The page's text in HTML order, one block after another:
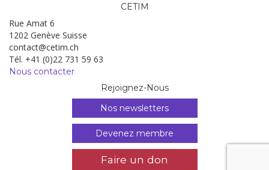
CETIM
Rue Amat 6
1202 Genève Suisse
contact@cetim.ch
Tél. +41 (0)22 731 59 63
Nous contacter
Rejoignez-Nous
Nos newsletters
Devenez membre
Faire un don